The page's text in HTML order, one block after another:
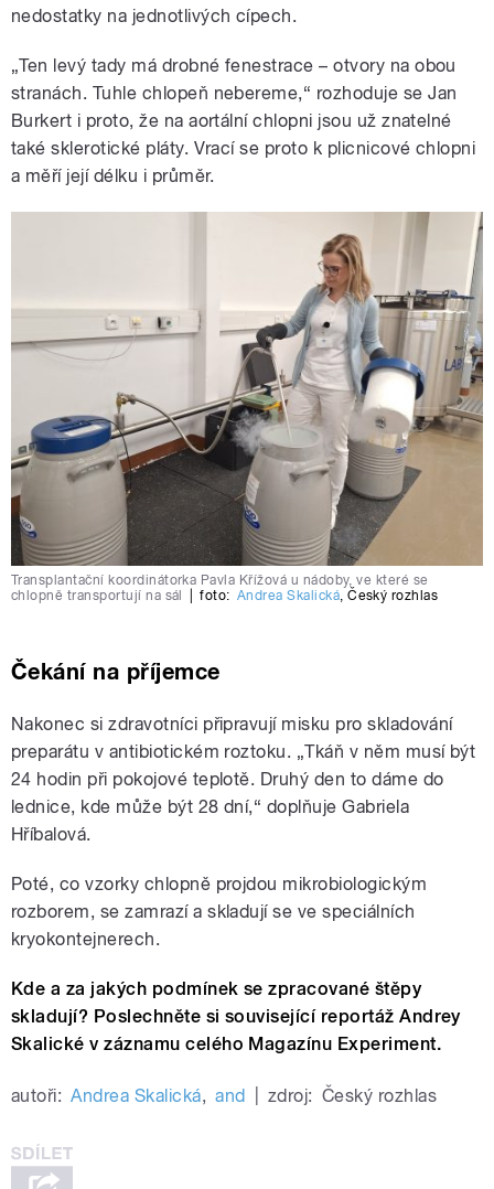
nedostatky na jednotlivých cípech.
„Ten levý tady má drobné fenestrace – otvory na obou
stranách. Tuhle chlopeň nebereme,“ rozhoduje se Jan
Burkert i proto, že na aortální chlopni jsou už znatelné
také sklerotické pláty. Vrací se proto k plicnicové chlopni
a měří její délku i průměr.
Transplantační koordinátorka Pavla Křížová u nádoby, ve které se
chlopně transportují na sál
foto: Andrea Skalická ,Český rozhlas
Čekání na příjemce
Nakonec si zdravotníci připravují misku pro skladování
preparátu v antibiotickém roztoku. „Tkáň v něm musí být
24 hodin při pokojové teplotě. Druhý den to dáme do
lednice, kde může být 28 dní,“ doplňuje Gabriela
Hříbalová.
Poté, co vzorky chlopně projdou mikrobiologickým
rozborem, se zamrazí a skladují se ve speciálních
kryokontejnerech.
Kde a za jakých podmínek se zpracované štěpy
skladují? Poslechněte si související reportáž Andrey
Skalické v záznamu celého Magazínu Experiment.
autoři: Andrea Skalická, and zdroj: Český rozhlas